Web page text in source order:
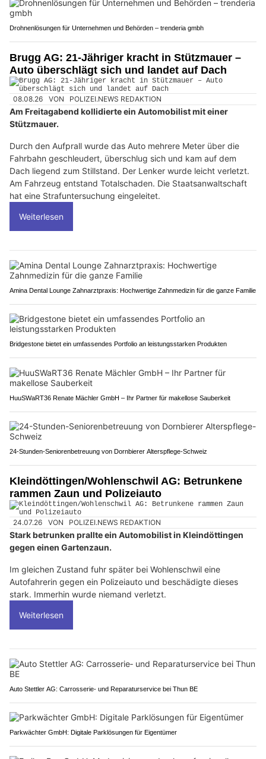
Drohnenlösungen für Unternehmen und Behörden – trenderia gmbh
Brugg AG: 21-Jähriger kracht in Stützmauer –
Auto überschlägt sich und landet auf Dach
08.08.26 VON POLIZEI.NEWS REDAKTION
Am Freitagabend kollidierte ein Automobilist mit einer
Stützmauer.
Durch den Aufprall wurde das Auto mehrere Meter über die
Fahrbahn geschleudert, überschlug sich und kam auf dem
Dach liegend zum Stillstand. Der Lenker wurde leicht verletzt.
Am Fahrzeug entstand Totalschaden. Die Staatsanwaltschaft
hat eine Strafuntersuchung eingeleitet.
Weiterlesen
Amina Dental Lounge Zahnarztpraxis: Hochwertige Zahnmedizin für die ganze Familie
Bridgestone bietet ein umfassendes Portfolio an leistungsstarken Produkten
HuuSWaRT36 Renate Mächler GmbH – Ihr Partner für makellose Sauberkeit
24-Stunden-Seniorenbetreuung von Dornbierer Alterspflege-Schweiz
Kleindöttingen/Wohlenschwil AG: Betrunkene
rammen Zaun und Polizeiauto
24.07.26 VON POLIZEI.NEWS REDAKTION
Stark betrunken prallte ein Automobilist in Kleindöttingen
gegen einen Gartenzaun.
Im gleichen Zustand fuhr später bei Wohlenschwil eine
Autofahrerin gegen ein Polizeiauto und beschädigte dieses
stark. Immerhin wurde niemand verletzt.
Weiterlesen
Auto Stettler AG: Carrosserie‑ und Reparaturservice bei Thun BE
Parkwächter GmbH: Digitale Parklösungen für Eigentümer